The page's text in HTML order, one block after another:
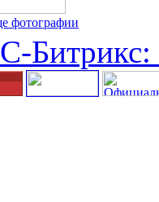
фотографии